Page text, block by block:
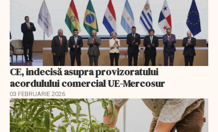
CE, indecisă asupra provizoratului
acordulului comercial UE-Mercosur
03 FEBRUARIE 2026